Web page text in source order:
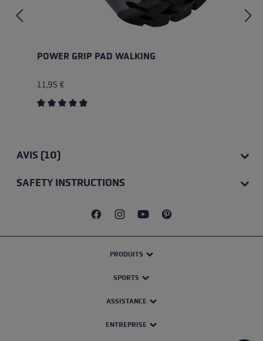
POWER GRIP PAD WALKING
11,95 €
AVIS (10)
SAFETY INSTRUCTIONS
PRODUITS
SPORTS
ASSISTANCE
ENTREPRISE